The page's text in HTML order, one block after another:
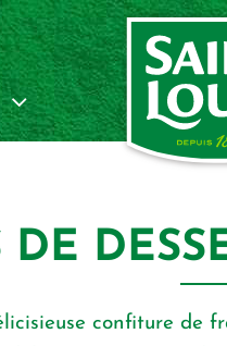
DE
conﬁture de